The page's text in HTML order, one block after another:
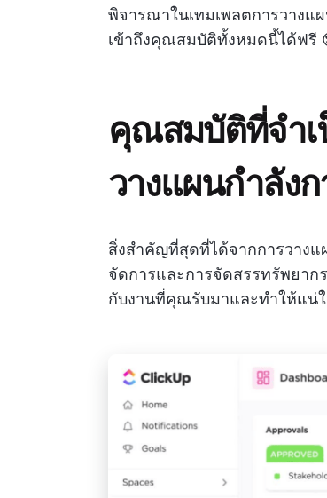
พิจารณาในเทมเพลตการวาง
เข้าถึงคุณสมบัติทั้งหมดนี้ได้ฟรี
คุณสมบัติที่จำเ
วางแผนกำลัง
สิ่งสำคัญที่สุดที่ได้จากการวาง
จัดการและการจัดสรรทรัพยาก
กับงานที่คุณรับมาและทำให้แน่